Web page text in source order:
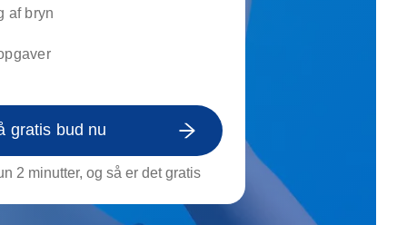
af tagrende
rengøring
af bryn
gratis bud nu
2 minutter, og så er det gratis